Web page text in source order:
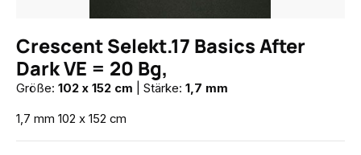
Crescent Selekt.17 Basics After
Dark VE = 20 Bg,
Größe: 102 x 152 cm Stärke: 1,7 mm
1,7 mm 102 x 152 cm